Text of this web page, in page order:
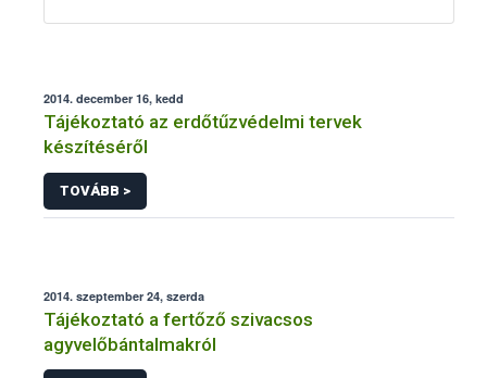
2014. december 16, kedd
Tájékoztató az erdőtűzvédelmi tervek
készítéséről
TOVÁBB >
2014. szeptember 24, szerda
Tájékoztató a fertőző szivacsos
agyvelőbántalmakról